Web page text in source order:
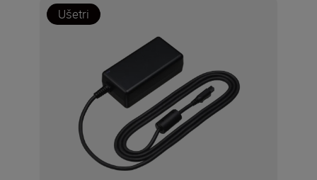
Ušetri